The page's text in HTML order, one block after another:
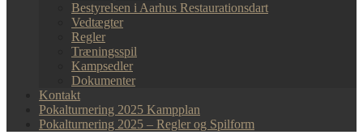
Bestyrelsen i Aarhus Restaurationsdart
Vedtægter
Regler
Træningsspil
Kampsedler
Dokumenter
Kontakt
Pokalturnering 2025 Kampplan
Pokalturnering 2025 – Regler og Spilform